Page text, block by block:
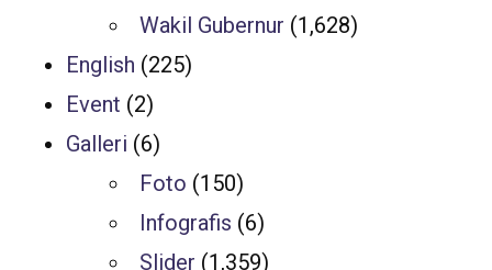
Wakil Gubernur (1,628)
English (225)
Event (2)
Galleri (6)
Foto (150)
Infografis (6)
Slider (1,359)